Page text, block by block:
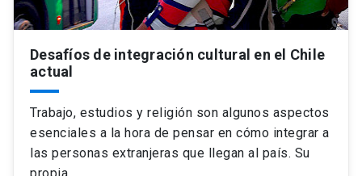
Desafíos de integración cultural en el Chile
actual
Trabajo, estudios y religión son algunos aspectos
esenciales a la hora de pensar en cómo integrar a
las personas extranjeras que llegan al país. Su